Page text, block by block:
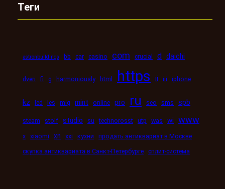
Теги
astronbuildings bb car casino com crucial d daichi
dveri fi g harmoniously html https ii iii iphone
kz led les mig mint online pro ru seo sms spb
steam stolf studio su technorosst utp was wi www
x xiaomi xn xxi кухни
продать антиквариат в Москве
скупка антиквариата в Санкт-Петербурге сплит-система